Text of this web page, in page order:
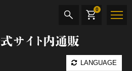
サイト内通販
LANGUAGE
0